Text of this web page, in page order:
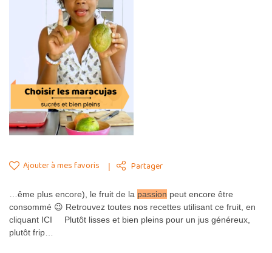
Ajouter à mes favoris Partager
…ême plus encore), le fruit de la passion peut encore être
consommé 😉 Retrouvez toutes nos recettes utilisant ce fruit, en
cliquant ICI Plutôt lisses et bien pleins pour un jus généreux,
plutôt frip…